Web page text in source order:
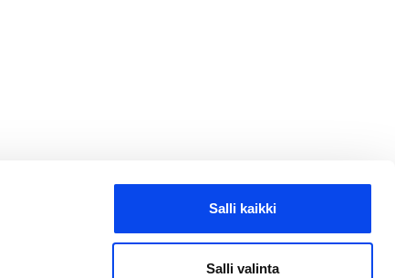
Salli kaikki
Salli valinta